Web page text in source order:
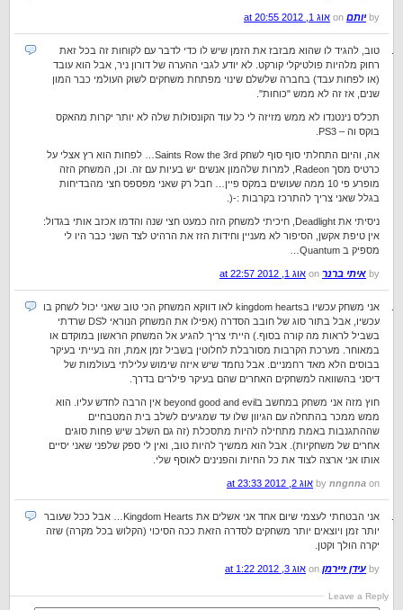
by יותם אוג 1, 2012 at 20:55
טוב, להגיד לו שהוא מבזבז את הזמן שיש לו כדי לדבר עם לקוחות זה בכל זאת
רחוק מלהיות פולטיקלי קורקט. לא יודע לגבי ההערה של דורון ניר, אבל הוא עובד
(או לפחות עבד) בחברה שלשלם שינוי מפתחת משחקים לשוק העולמי כבר המון
שנים, אז זה לא ממש "כוחות".
תכל'ס נינטנדו לא ממש מזיזה לי כל עוד הקונסולות שלה לא יותר יקרות מהאקס
בוקס וה – PS3.
אה, והיום התחלתי סוף סוף לשחק Saints Row the 3rd… לפחות הוא רץ אצלי על
כרטיס מסך Radeon, למרות שלהמון אנשים יש בעיות עם זה. וכן, המשחק הזה
מופרע פי 10 ממה שעושים במקס פיין… חבל רק שאני מפספס חצי מהבדיחות
בגלל שאני צריך להתרכז בקרבות :-(.
ניסיתי את Deadlight, חיכיתי למשחק הזה כמעט חצי שנה והדמו אכזב אותי בגדול:
אין טיפת אקשן, הסיפור לא מעניין וחידות הזז את הרהיט לצד השני כבר היו לי
מספיק ב Quantum…
by איתי ברנר אוג 1, 2012 at 22:57
אני משחק עכשיו בkingdom hearts לאו דווקא המשחק הכי טוב שאני יכול לשחק בו
עכשיו, אבל בתור סוג של חובב הסדרה (אפילו את המשחק הנוראי לDS שרדתי
בשביל לראות מה קורה בסוף.) הייתי צריך להגיע אל המשחק הראשון במוקדם או
במאוחר. מערכת הקרבות מסורבלת לחלוטין בשביל זמן אמת, וזה בעייתי בעיקר
בבוסים הלא מאד רחמניים. אבל נחמד שיש איזה שימוש עלילתי בעולמות של
דיסני בהשוואה למשחקים האחרים שהם בעיקר פילרים בדרך.
חוץ מזה אני משחק במחשב בbeyond good and evil אין הרבה לחדש עליו. הוא
ממש ממכר בהתחלה עם הגיוון שלו עד שמגיעים לשלב בית המטבחיים
שההתגנבות באמת מתחילה להיות מתסכלת (זה גם השלב שיש פחות סוגים
אחרים של משחקיות). אבל הוא ממשיך להיות טוב, ואין לי ספק שלפני שאני יסיים
אותו אני ארצה לצוד את כל החיות והפנינים לאוסף שלי.
by nngnna on אוג 2, 2012 at 23:33
אני הבטחתי לעצמי שיום אחד אני אשלים את Kingdom Hearts… אבל ככל שעובר
יותר זמן ויוצאים יותר משחקים לסדרה הזאת ככה הסיכוי (הקלוש בכל מקרה) שזה
יקרה הולך וקטן.
by עידן זיירמן אוג 3, 2012 at 1:22
Leave a Reply